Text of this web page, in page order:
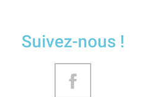
Suivez-nous !